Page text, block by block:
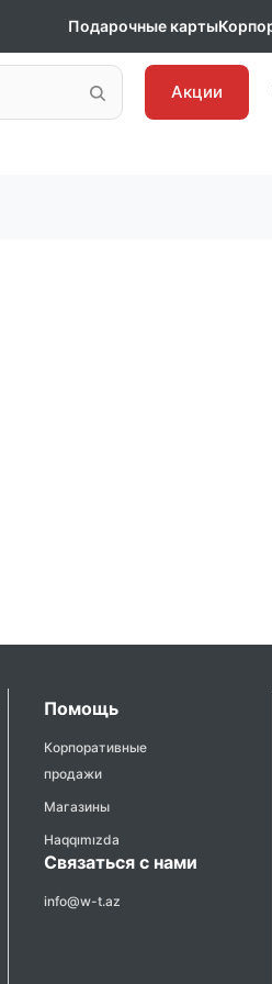
Подарочные карты
Акции
Помощь
Корпоративные
продажи
Магазины
Haqqımızda
Связаться с нами
info@w-t.az